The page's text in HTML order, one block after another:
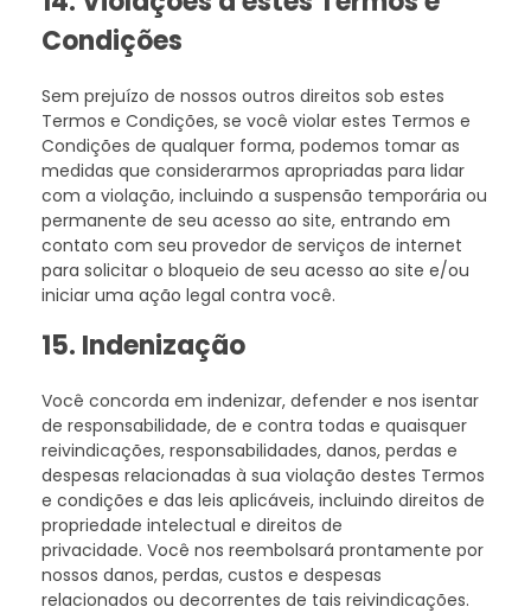
Condições
Sem prejuízo de nossos outros direitos sob estes
Termos e Condições, se você violar estes Termos e
Condições de qualquer forma, podemos tomar as
medidas que considerarmos apropriadas para lidar
com a violação, incluindo a suspensão temporária ou
permanente de seu acesso ao site, entrando em
contato com seu provedor de serviços de internet
para solicitar o bloqueio de seu acesso ao site e/ou
iniciar uma ação legal contra você.
15. Indenização
Você concorda em indenizar, defender e nos isentar
de responsabilidade, de e contra todas e quaisquer
reivindicações, responsabilidades, danos, perdas e
despesas relacionadas à sua violação destes Termos
e condições e das leis aplicáveis, incluindo direitos de
propriedade intelectual e direitos de
privacidade. Você nos reembolsará prontamente por
nossos danos, perdas, custos e despesas
relacionados ou decorrentes de tais reivindicações.